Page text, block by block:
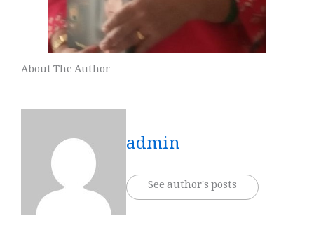
About The Author
admin
See author's posts